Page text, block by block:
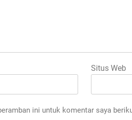
Situs Web
ini untuk komentar saya